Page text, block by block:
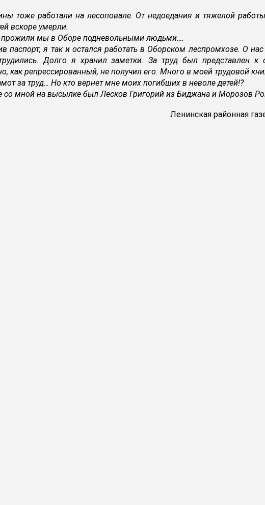
тоже работали на лесоповале. От недоедания и тяжелой
вскоре умерли.
прожили мы в Оборе подневольными людьми….
паспорт, я так и остался работать в Оборском леспромхозе. О нас
Долго я хранил заметки. За труд был представлен к
как репрессированный, не получил его. Много в моей трудовой
за труд… Но кто вернет мне моих погибших в неволе детей!?
со мной на высылке был Лесков Григорий из Биджана и Морозов
Ленинская районная